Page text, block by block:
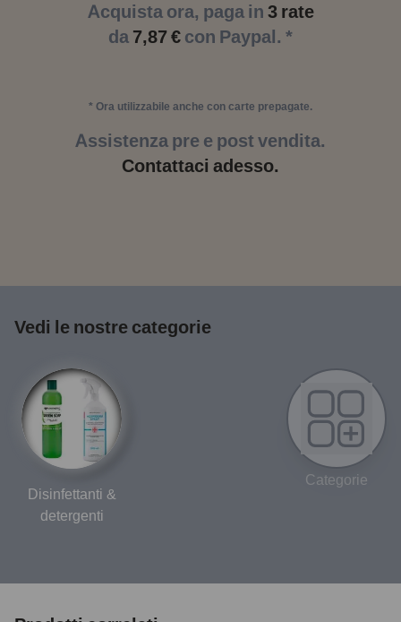
Acquista ora, paga in 3 rate
da 7,87 € con Paypal. *
* Ora utilizzabile anche con carte prepagate.
Assistenza pre e post vendita.
Contattaci adesso.
Vedi le nostre categorie
Disinfettanti &
detergenti
Categorie